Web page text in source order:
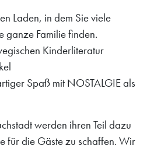
Laden, in dem Sie viele
ganze Familie finden.
Kinderliteratur
Spaß mit NOSTALGIE als
werden ihren Teil dazu
für die Gäste zu schaffen. Wir